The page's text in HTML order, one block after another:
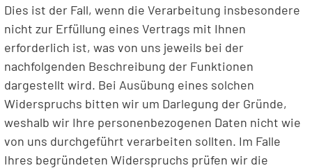
Dies ist der Fall, wenn die Verarbeitung insbesondere
nicht zur Erfüllung eines Vertrags mit Ihnen
erforderlich ist, was von uns jeweils bei der
nachfolgenden Beschreibung der Funktionen
dargestellt wird. Bei Ausübung eines solchen
Widerspruchs bitten wir um Darlegung der Gründe,
weshalb wir Ihre personenbezogenen Daten nicht wie
von uns durchgeführt verarbeiten sollten. Im Falle
Ihres begründeten Widerspruchs prüfen wir die